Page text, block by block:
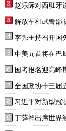
赵乐际对西班牙
解放军和武警部
李强主持召开国
中美元首将在巴
国考报名迎高峰
全国政协十三届
席
习近平对新型冠
丁薛祥出席世界